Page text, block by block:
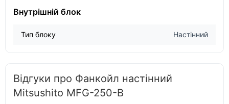
Внутрішній блок
Тип блоку Настінний
Відгуки про Фанкойл настінний
Mitsushito MFG-250-B